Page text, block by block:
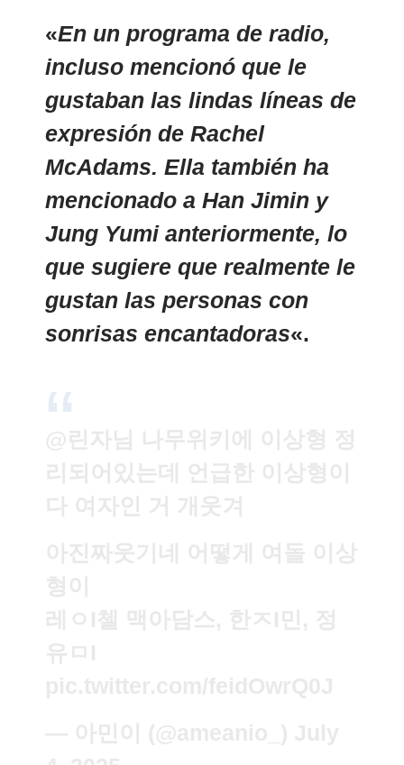
«En un programa de radio,
incluso mencionó que le
gustaban las lindas líneas de
expresión de Rachel
McAdams. Ella también ha
mencionado a Han Jimin y
Jung Yumi anteriormente, lo
que sugiere que realmente le
gustan las personas con
sonrisas encantadoras«.